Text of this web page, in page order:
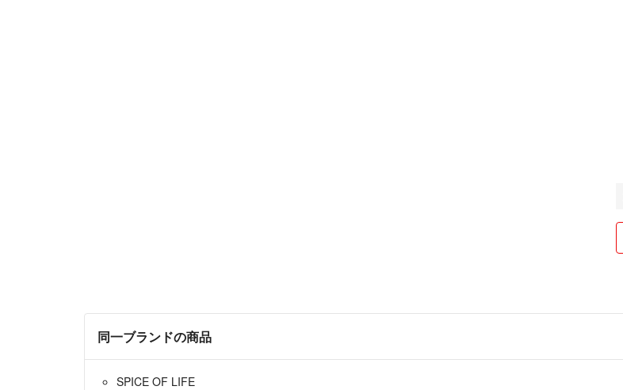
同一ブランドの商品
SPICE OF LIFE